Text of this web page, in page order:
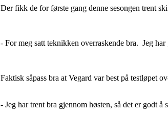
Der fikk de for første gang denne sesongen trent
- For meg satt teknikken overraskende bra. Jeg
Faktisk såpass bra at Vegard var best på testløpet
- Jeg har trent bra gjennom høsten, så det er godt